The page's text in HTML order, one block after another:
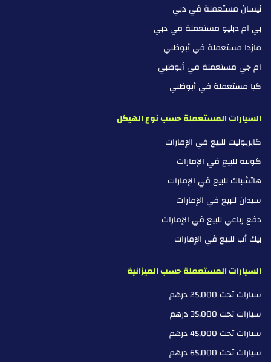
نيسان مستعملة في دبي
بي ام دبليو مستعملة في دبي
مازدا مستعملة في أبوظبي
ام جي مستعملة في أبوظبي
كيا مستعملة في أبوظبي
السيارات المستعملة حسب نوع الهيكل
كابريوليت للبيع في الإمارات
كوبيه للبيع في الإمارات
هاتشباك للبيع في الإمارات
سيدان للبيع في الإمارات
دفع رباعي للبيع في الإمارات
بيك أب للبيع في الإمارات
السيارات المستعملة حسب الميزانية
سيارات تحت 25,000 درهم
سيارات تحت 35,000 درهم
سيارات تحت 45,000 درهم
سيارات تحت 65,000 درهم